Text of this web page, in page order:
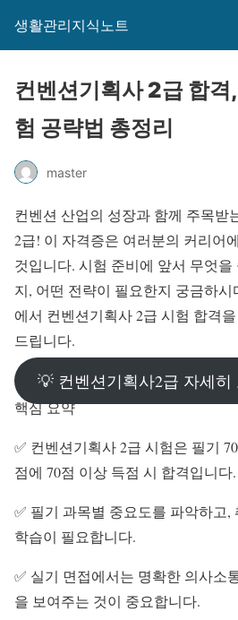
생활관리지식노트
컨벤션기획사 2급 합격
험 공략법 총정리
master
컨벤션 산업의 성장과 함께 주목받
2급! 이 자격증은 여러분의 커리어
것입니다. 시험 준비에 앞서 무엇
지, 어떤 전략이 필요한지 궁금하
에서 컨벤션기획사 2급 시험 합격
드립니다.
💡 컨벤션기획사2급 자세히
핵심 요약
✅ 컨벤션기획사 2급 시험은 필기
점에 70점 이상 득점 시 합격입니다.
✅ 필기 과목별 중요도를 파악하고,
학습이 필요합니다.
✅ 실기 면접에서는 명확한 의사소
을 보여주는 것이 중요합니다.